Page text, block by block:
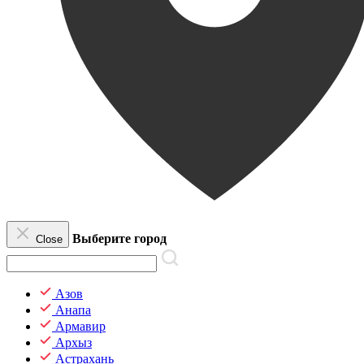
Close Выберите город
Азов
Анапа
Армавир
Архыз
Астрахань